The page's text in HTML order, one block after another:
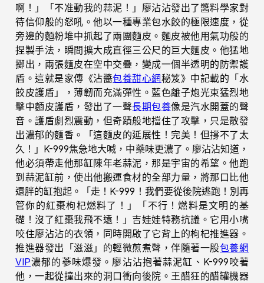
啊！」「不准動我的蒜泥！」廖沾沾發出了醬料學家對
待信仰般的怒吼。他以一種專業包水餃的極限速度，從
旁邊的麵粉堆中抓起了兩團麵皮。麵皮被他用氣功般的
捏製手法，瞬間擴大成直徑三公尺的巨大麵皮。他猛地
擲出，兩張麵皮在空中交疊，變成一個半透明的防禦護
盾。這就是家傳《沾醬包養甜心網秘笈》中記載的「水
餃皮護盾」，薄韌而充滿彈性。藍色離子炮光束猛烈地
擊中麵皮護盾，發出了一聲長期包養像是汽水開蓋的聲
音。護盾劇烈震動，但奇蹟般地擋住了攻擊，只是散發
出濃郁的麵香。「這麵皮的延展性！完美！但撐不了太
久！」K-999焦急地大喊，中藥味更濃了。廖沾沾知道，
他必須帶走他那缸陳年老蒜泥，那是宇宙的希望。他跑
到蒜泥缸前，使出他搬運食材的全部力量，將那口比他
還胖的缸抱起。「走！K-999！我們要從後院逃跑！別再
管你的紅棗枸杞燃料了！」「不行！燃料是文明的基
礎！沒了紅棗我飛不遠！」吉娃娃特務抗議。它用小嘴
咬住廖沾沾的衣領，同時開啟了它背上的枸杞推進器。
推進器發出「滋滋」的輕微煎煮聲，伴隨著一股包養網
VIP濃郁的蔘味爆發。廖沾沾抱著蒜泥缸、K-999咬著
他，一起從撞出來的洞口衝向後院。王醋狂的醋罐機器